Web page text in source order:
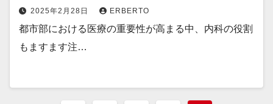
2025年2月28日 ERBERTO
都市部における医療の重要性が高まる中、内科の役割
もますます注…